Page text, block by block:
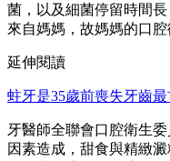
菌，以及細菌停留時間
來自媽媽，故媽媽的口腔
延伸閱讀
蛀牙是35歲前喪失牙齒
牙醫師全聯會口腔衛生
因素造成，甜食與精緻